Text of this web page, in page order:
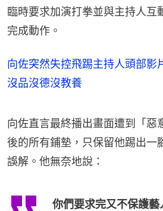
臨時要求加演打拳並與主持人互
完成動作。
向佐突然失控飛踢主持人頭部
沒品沒德沒教養
向佐直言最終播出畫面遭到「惡
後的所有鋪墊，只保留他踢出一
誤解。他無奈地說：
你們要求完又不保護藝